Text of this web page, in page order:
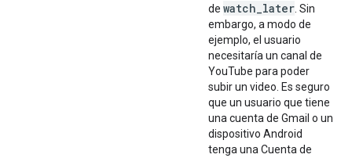
de watch later . Sin
embargo, a modo de
ejemplo, el usuario
necesitaría un canal de
YouTube para poder
subir un video. Es seguro
que un usuario que tiene
una cuenta de Gmail o un
dispositivo Android
tenga una Cuenta de